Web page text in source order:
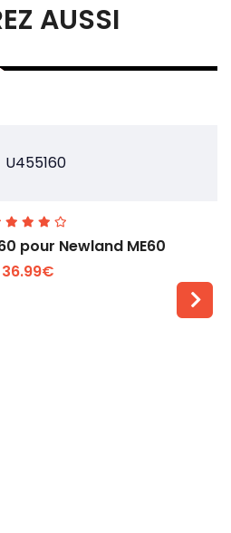
AUSSI
pour Newland ME60
36.99€